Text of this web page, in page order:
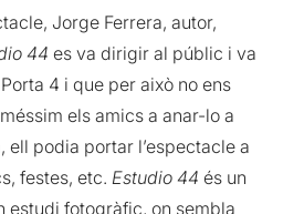
Jorge Ferrera, autor,
44 es va dirigir al públic i va
4 i que per això no ens
els amics a anar-lo a
ell podia portar l’espectacle a
festes, etc.Estudio 44 és un
estudi fotogràfic, on sembla